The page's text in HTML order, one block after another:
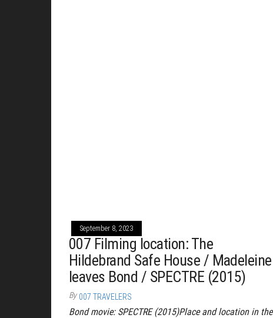
September 8, 2023
007 Filming location: The
Hildebrand Safe House / Madeleine
leaves Bond / SPECTRE (2015)
By 007 TRAVELERS
Bond movie: SPECTRE (2015)Place and location in the